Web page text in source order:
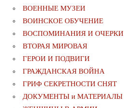
ВОЕННЫЕ МУЗЕИ
ВОИНСКОЕ ОБУЧЕНИЕ
ВОСПОМИНАНИЯ И ОЧЕРКИ
ВТОРАЯ МИРОВАЯ
ГЕРОИ И ПОДВИГИ
ГРАЖДАНСКАЯ ВОЙНА
ГРИФ СЕКРЕТНОСТИ СНЯТ
ДОКУМЕНТЫ и МАТЕРИАЛЫ